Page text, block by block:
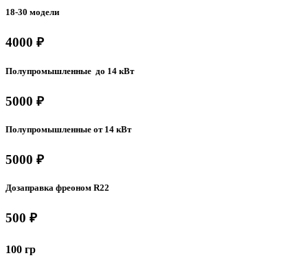
18-30 модели
4000 ₽
Полупромышленные до 14 кВт
5000 ₽
Полупромышленные от 14 кВт
5000 ₽
Дозаправка фреоном R22
500 ₽
100 гр